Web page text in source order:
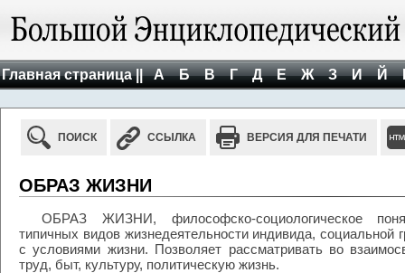
Главная страница || А Б В Г Д Е Ж З И Й
ПОИСК ССЫЛКА ВЕРСИЯ ДЛЯ ПЕЧАТИ
ОБРАЗ ЖИЗНИ
ОБРАЗ ЖИЗНИ, философско-социологическое
типичных видов жизнедеятельности индивида,
с условиями жизни. Позволяет рассматривать во
труд, быт, культуру, политическую жизнь.